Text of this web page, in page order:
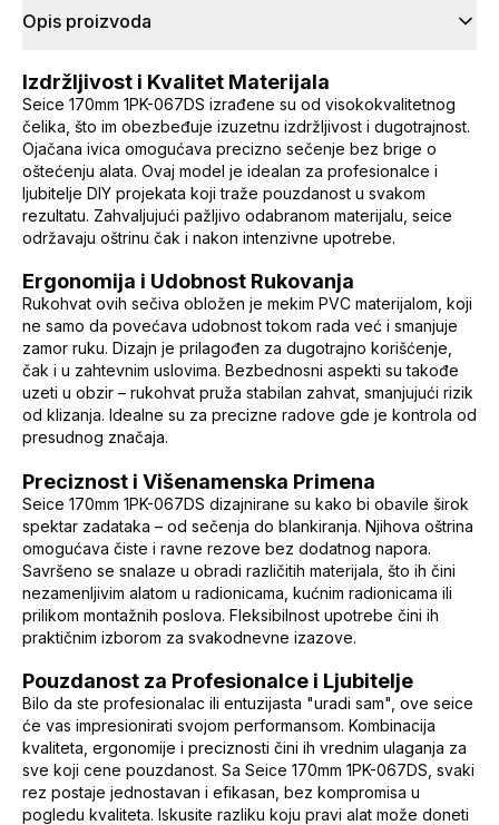
Opis proizvoda
Izdržljivost i Kvalitet Materijala
Seice 170mm 1PK-067DS izrađene su od visokokvalitetnog
čelika, što im obezbeđuje izuzetnu izdržljivost i dugotrajnost.
Ojačana ivica omogućava precizno sečenje bez brige o
oštećenju alata. Ovaj model je idealan za profesionalce i
ljubitelje DIY projekata koji traže pouzdanost u svakom
rezultatu. Zahvaljujući pažljivo odabranom materijalu, seice
održavaju oštrinu čak i nakon intenzivne upotrebe.
Ergonomija i Udobnost Rukovanja
Rukohvat ovih sečiva obložen je mekim PVC materijalom, koji
ne samo da povećava udobnost tokom rada već i smanjuje
zamor ruku. Dizajn je prilagođen za dugotrajno korišćenje,
čak i u zahtevnim uslovima. Bezbednosni aspekti su takođe
uzeti u obzir – rukohvat pruža stabilan zahvat, smanjujući rizik
od klizanja. Idealne su za precizne radove gde je kontrola od
presudnog značaja.
Preciznost i Višenamenska Primena
Seice 170mm 1PK-067DS dizajnirane su kako bi obavile širok
spektar zadataka – od sečenja do blankiranja. Njihova oštrina
omogućava čiste i ravne rezove bez dodatnog napora.
Savršeno se snalaze u obradi različitih materijala, što ih čini
nezamenljivim alatom u radionicama, kućnim radionicama ili
prilikom montažnih poslova. Fleksibilnost upotrebe čini ih
praktičnim izborom za svakodnevne izazove.
Pouzdanost za Profesionalce i Ljubitelje
Bilo da ste profesionalac ili entuzijasta "uradi sam", ove seice
će vas impresionirati svojom performansom. Kombinacija
kvaliteta, ergonomije i preciznosti čini ih vrednim ulaganja za
sve koji cene pouzdanost. Sa Seice 170mm 1PK-067DS, svaki
rez postaje jednostavan i efikasan, bez kompromisa u
pogledu kvaliteta. Iskusite razliku koju pravi alat može doneti